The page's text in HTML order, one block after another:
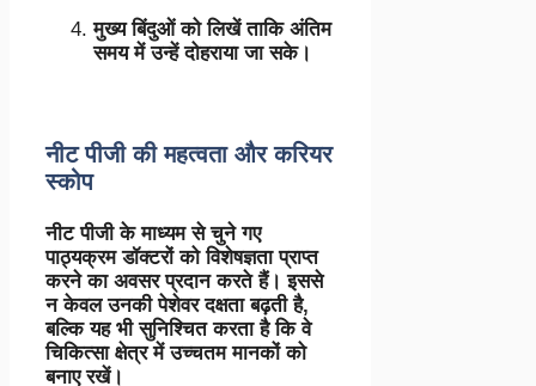
मुख्य बिंदुओं को लिखें ताकि अंतिम
समय में उन्हें दोहराया जा सके।
नीट पीजी की महत्वता और करियर
स्कोप
नीट पीजी के माध्यम से चुने गए
पाठ्यक्रम डॉक्टरों को विशेषज्ञता प्राप्त
करने का अवसर प्रदान करते हैं। इससे
न केवल उनकी पेशेवर दक्षता बढ़ती है,
बल्कि यह भी सुनिश्चित करता है कि वे
चिकित्सा क्षेत्र में उच्चतम मानकों को
बनाए रखें।